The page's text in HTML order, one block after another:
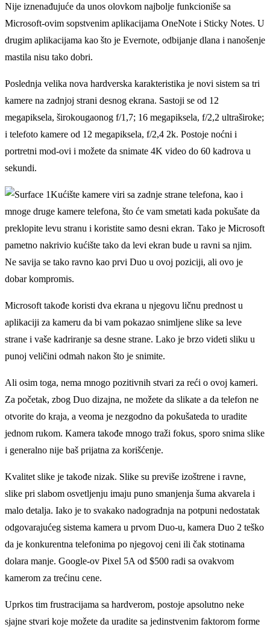
Nije iznenađujuće da unos olovkom najbolјe funkcioniše sa
Microsoft-ovim sopstvenim aplikacijama OneNote i Sticky Notes. U
drugim aplikacijama kao što je Evernote, odbijanje dlana i nanošenje
mastila nisu tako dobri.
Poslednja velika nova hardverska karakteristika je novi sistem sa tri
kamere na zadnjoj strani desnog ekrana. Sastoji se od 12
megapiksela, širokougaonog f/1,7; 16 megapiksela, f/2,2 ultraširoke;
i telefoto kamere od 12 megapiksela, f/2,4 2k. Postoje noćni i
portretni mod-ovi i možete da snimate 4K video do 60 kadrova u
sekundi.
Kućište kamere viri sa zadnje strane telefona, kao i
mnoge druge kamere telefona, što će vam smetati kada pokušate da
preklopite levu stranu i koristite samo desni ekran. Tako je Microsoft
pametno nakrivio kućište tako da levi ekran bude u ravni sa njim.
Ne savija se tako ravno kao prvi Duo u ovoj poziciji, ali ovo je
dobar kompromis.
Microsoft takođe koristi dva ekrana u njegovu ličnu prednost u
aplikaciji za kameru da bi vam pokazao snimlјene slike sa leve
strane i vaše kadriranje sa desne strane. Lako je brzo videti sliku u
punoj veličini odmah nakon što je snimite.
Ali osim toga, nema mnogo pozitivnih stvari za reći o ovoj kameri.
Za početak, zbog Duo dizajna, ne možete da slikate a da telefon ne
otvorite do kraja, a veoma je nezgodno da pokušateda to uradite
jednom rukom. Kamera takođe mnogo traži fokus, sporo snima slike
i generalno nije baš prijatna za korišćenje.
Kvalitet slike je takođe nizak. Slike su previše izoštrene i ravne,
slike pri slabom osvetlјenju imaju puno smanjenja šuma akvarela i
malo detalјa. Iako je to svakako nadogradnja na potpuni nedostatak
odgovarajućeg sistema kamera u prvom Duo-u, kamera Duo 2 teško
da je konkurentna telefonima po njegovoj ceni ili čak stotinama
dolara manje. Google-ov Pixel 5A od $500 radi sa ovakvom
kamerom za trećinu cene.
Uprkos tim frustracijama sa hardverom, postoje apsolutno neke
sjajne stvari koje možete da uradite sa jedinstvenim faktorom forme